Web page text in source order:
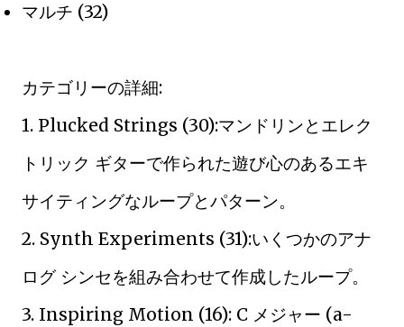
マルチ (32)
カテゴリーの詳細:
1. Plucked Strings (30):マンドリンとエレク
トリック ギターで作られた遊び心のあるエキ
サイティングなループとパターン。
2. Synth Experiments (31):いくつかのアナ
ログ シンセを組み合わせて作成したループ。
3. Inspiring Motion (16): C メジャー (a-